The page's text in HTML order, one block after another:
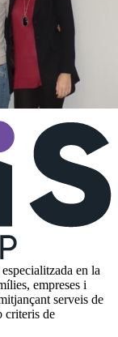
en la
empreses i
serveis de
criteris de